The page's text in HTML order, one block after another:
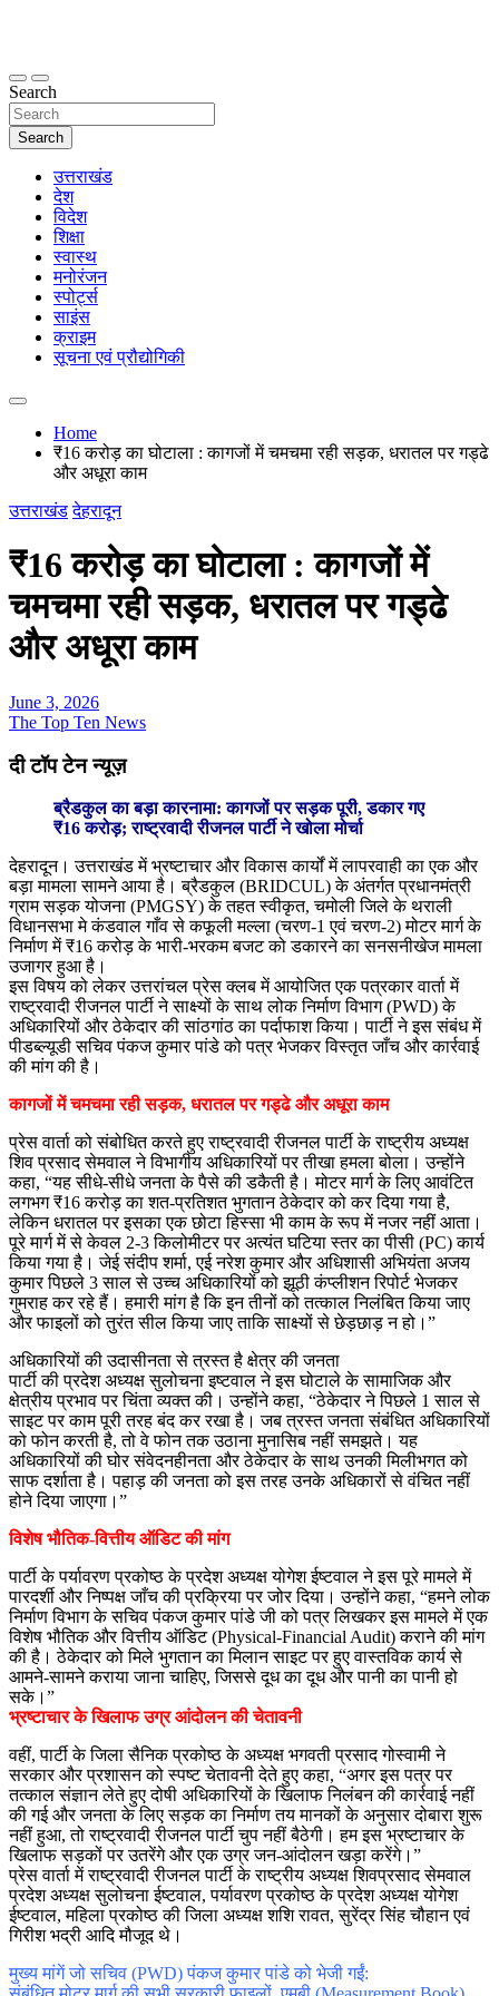
thetoptennews.com
Search
Search
उत्तराखंड
देश
विदेश
शिक्षा
स्वास्थ
मनोरंजन
स्पोर्ट्स
साइंस
क्राइम
सूचना एवं प्रौद्योगिकी
Home
₹16 करोड़ का घोटाला : कागजों में चमचमा रही सड़क, धरातल पर गड्ढे
और अधूरा काम
उत्तराखंड देहरादून
₹16 करोड़ का घोटाला : कागजों में
चमचमा रही सड़क, धरातल पर गड्ढे
और अधूरा काम
June 3, 2026
The Top Ten News
दी टॉप टेन न्यूज़
ब्रैडकुल का बड़ा कारनामा: कागजों पर सड़क पूरी, डकार गए
₹16 करोड़; राष्ट्रवादी रीजनल पार्टी ने खोला मोर्चा
​देहरादून। उत्तराखंड में भ्रष्टाचार और विकास कार्यों में लापरवाही का एक और
बड़ा मामला सामने आया है। ब्रैडकुल (BRIDCUL) के अंतर्गत प्रधानमंत्री
ग्राम सड़क योजना (PMGSY) के तहत स्वीकृत, चमोली जिले के थराली
विधानसभा मे कंडवाल गाँव से कफूली मल्ला (चरण-1 एवं चरण-2) मोटर मार्ग के
निर्माण में ₹16 करोड़ के भारी-भरकम बजट को डकारने का सनसनीखेज मामला
उजागर हुआ है।
इस विषय को लेकर उत्तरांचल प्रेस क्लब में आयोजित एक पत्रकार वार्ता में
राष्ट्रवादी रीजनल पार्टी ने साक्ष्यों के साथ लोक निर्माण विभाग (PWD) के
अधिकारियों और ठेकेदार की सांठगांठ का पर्दाफाश किया। पार्टी ने इस संबंध में
पीडब्ल्यूडी सचिव पंकज कुमार पांडे को पत्र भेजकर विस्तृत जाँच और कार्रवाई
की मांग की है।
​कागजों में चमचमा रही सड़क, धरातल पर गड्ढे और अधूरा काम
​प्रेस वार्ता को संबोधित करते हुए राष्ट्रवादी रीजनल पार्टी के राष्ट्रीय अध्यक्ष
शिव प्रसाद सेमवाल ने विभागीय अधिकारियों पर तीखा हमला बोला। उन्होंने
कहा, “यह सीधे-सीधे जनता के पैसे की डकैती है। मोटर मार्ग के लिए आवंटित
लगभग ₹16 करोड़ का शत-प्रतिशत भुगतान ठेकेदार को कर दिया गया है,
लेकिन धरातल पर इसका एक छोटा हिस्सा भी काम के रूप में नजर नहीं आता।
पूरे मार्ग में से केवल 2-3 किलोमीटर पर अत्यंत घटिया स्तर का पीसी (PC) कार्य
किया गया है। जेई संदीप शर्मा, एई नरेश कुमार और अधिशासी अभियंता अजय
कुमार पिछले 3 साल से उच्च अधिकारियों को झूठी कंप्लीशन रिपोर्ट भेजकर
गुमराह कर रहे हैं। हमारी मांग है कि इन तीनों को तत्काल निलंबित किया जाए
और फाइलों को तुरंत सील किया जाए ताकि साक्ष्यों से छेड़छाड़ न हो।”
​अधिकारियों की उदासीनता से त्रस्त है क्षेत्र की जनता
​पार्टी की प्रदेश अध्यक्ष सुलोचना इष्टवाल ने इस घोटाले के सामाजिक और
क्षेत्रीय प्रभाव पर चिंता व्यक्त की। उन्होंने कहा, “ठेकेदार ने पिछले 1 साल से
साइट पर काम पूरी तरह बंद कर रखा है। जब त्रस्त जनता संबंधित अधिकारियों
को फोन करती है, तो वे फोन तक उठाना मुनासिब नहीं समझते। यह
अधिकारियों की घोर संवेदनहीनता और ठेकेदार के साथ उनकी मिलीभगत को
साफ दर्शाता है। पहाड़ की जनता को इस तरह उनके अधिकारों से वंचित नहीं
होने दिया जाएगा।”
विशेष भौतिक-वित्तीय ऑडिट की मांग
पार्टी के पर्यावरण प्रकोष्ठ के प्रदेश अध्यक्ष योगेश ईष्टवाल ने इस पूरे मामले में
पारदर्शी और निष्पक्ष जाँच की प्रक्रिया पर जोर दिया। उन्होंने कहा, “हमने लोक
निर्माण विभाग के सचिव पंकज कुमार पांडे जी को पत्र लिखकर इस मामले में एक
विशेष भौतिक और वित्तीय ऑडिट (Physical-Financial Audit) कराने की मांग
की है। ठेकेदार को मिले भुगतान का मिलान साइट पर हुए वास्तविक कार्य से
आमने-सामने कराया जाना चाहिए, जिससे दूध का दूध और पानी का पानी हो
सके।”
​भ्रष्टाचार के खिलाफ उग्र आंदोलन की चेतावनी
वहीं, पार्टी के जिला सैनिक प्रकोष्ठ के अध्यक्ष भगवती प्रसाद गोस्वामी ने
सरकार और प्रशासन को स्पष्ट चेतावनी देते हुए कहा, “अगर इस पत्र पर
तत्काल संज्ञान लेते हुए दोषी अधिकारियों के खिलाफ निलंबन की कार्रवाई नहीं
की गई और जनता के लिए सड़क का निर्माण तय मानकों के अनुसार दोबारा शुरू
नहीं हुआ, तो राष्ट्रवादी रीजनल पार्टी चुप नहीं बैठेगी। हम इस भ्रष्टाचार के
खिलाफ सड़कों पर उतरेंगे और एक उग्र जन-आंदोलन खड़ा करेंगे।”
प्रेस वार्ता में राष्ट्रवादी रीजनल पार्टी के राष्ट्रीय अध्यक्ष शिवप्रसाद सेमवाल
प्रदेश अध्यक्ष सुलोचना ईष्टवाल, पर्यावरण प्रकोष्ठ के प्रदेश अध्यक्ष योगेश
ईष्टवाल, महिला प्रकोष्ठ की जिला अध्यक्ष शशि रावत, सुरेंद्र सिंह चौहान एवं
गिरीश भद्री आदि मौजूद थे।
​मुख्य मांगें जो सचिव (PWD) पंकज कुमार पांडे को भेजी गईं: